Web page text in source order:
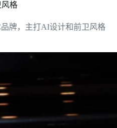
格
牌，主打AI设计和前卫风格